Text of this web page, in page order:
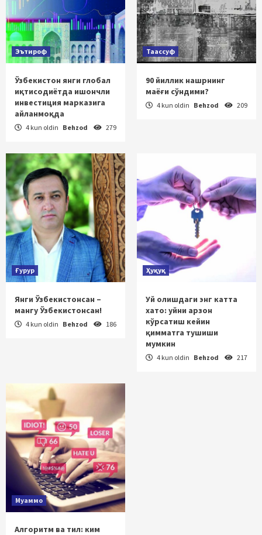
Эътироф
Ўзбекистон янги глобал
иқтисодиётда ишончли
инвестиция марказига
айланмоқда
4 kun oldin Behzod 279
Таассуф
90 йиллик нашрнинг
маёғи сўндими?
4 kun oldin Behzod 209
Ғурур
Янги Ўзбекистонсан –
мангу Ўзбекистонсан!
4 kun oldin Behzod 186
Ҳуқуқ
Уй олишдаги энг катта
хато: уйни арзон
кўрсатиш кейин
қимматга тушиши
мумкин
4 kun oldin Behzod 217
Муаммо
Алгоритм ва тил: ким